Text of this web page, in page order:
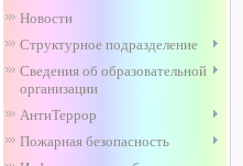
Новости
Структурное подразделение
Сведения об образовательной
организации
АнтиТеррор
Пожарная безопасность